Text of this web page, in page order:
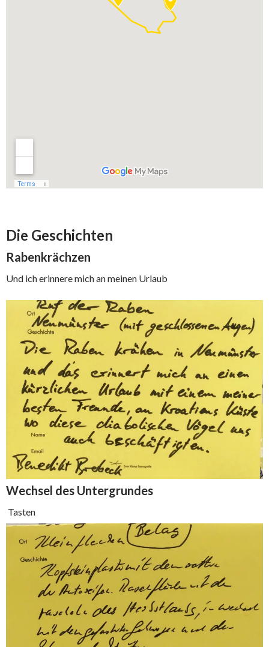
Die Geschichten
Rabenkrächzen
Und ich erinnere mich an meinen Urlaub
Wechsel des Untergrundes
Tasten